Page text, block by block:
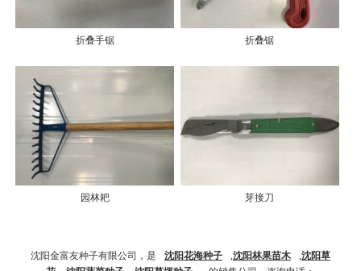
折叠手锯 折叠锯
园林耙 芽接刀
沈阳金富友种子有限公司，是 沈阳花海种子 沈阳林果苗木
沈阳草